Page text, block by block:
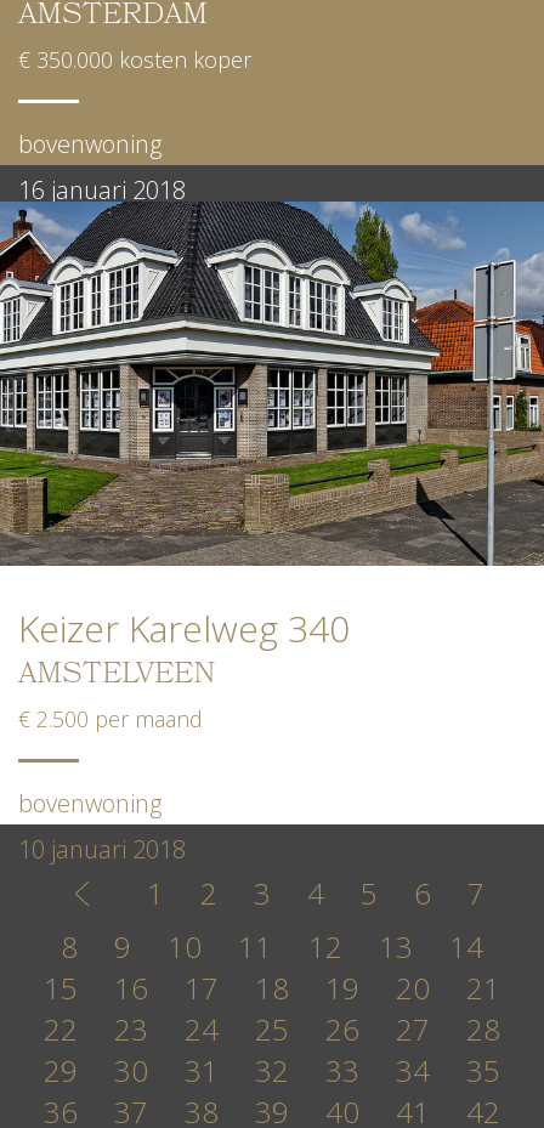
AMSTERDAM
€ 350.000 kosten koper
bovenwoning
16 januari 2018
Keizer Karelweg 340
AMSTELVEEN
€ 2.500 per maand
bovenwoning
10 januari 2018
1 2 3 4 5 6
7
8
9 10 11 12 13
14
15
16 17 18 19 20
21
22
23 24 25 26 27
28
29
30 31 32 33 34
35
36
37 38 39 40 41
42